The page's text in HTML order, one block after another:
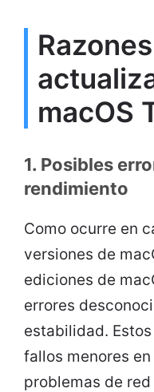
macOS
1. Posibles
rendimiento
Como ocurre en
versiones de
ediciones de
errores
estabilidad.
fallos menores
problemas de